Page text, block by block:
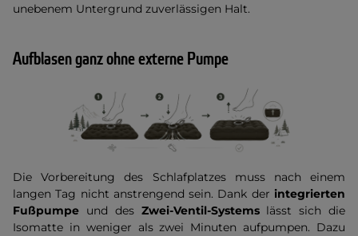
unebenem Untergrund zuverlässigen Halt.
Aufblasen ganz ohne externe Pumpe
Die Vorbereitung des Schlafplatzes muss nach einem
langen Tag nicht anstrengend sein. Dank der integrierten
Fußpumpe und des Zwei-Ventil-Systemslässt sich die
Isomatte in weniger als zwei Minuten aufpumpen. Dazu